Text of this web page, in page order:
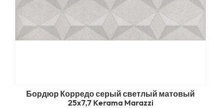
Бордюр Корредо серый светлый матовый
25x7,7 Kerama Marazzi